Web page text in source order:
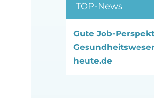
TOP-News
Gute Job-
heute.de